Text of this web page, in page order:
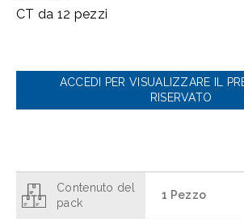
CT da 12 pezzi
ACCEDI PER VISUALIZZARE IL
RISERVATO
Contenuto del
pack
1 Pezzo